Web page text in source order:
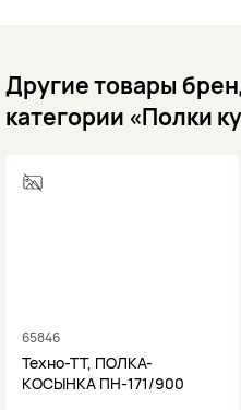
Другие товары
категории «Полки
65846
Техно-ТТ, ПОЛКА-
КОСЫНКА ПН-171/900